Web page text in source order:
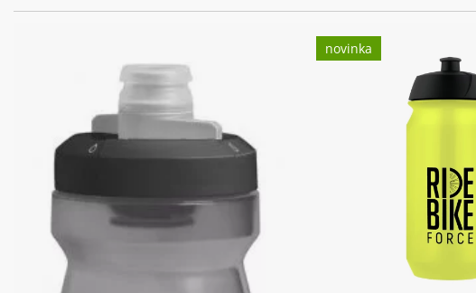
Středové složení: SHIMANO BB-UR400
semi-integrated
KLS Draft 23 Disc 622x23 (32 děr)
Přední náboj:
Pláště: INNOVA 44-622 (700x42C)
Hmotnost:
výplet kola:
novinka